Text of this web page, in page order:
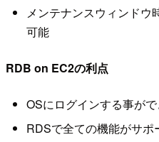
メンテナンスウィンドウ
可能
RDB on EC2の利点
OSにログインする事がで
RDSで全ての機能がサ